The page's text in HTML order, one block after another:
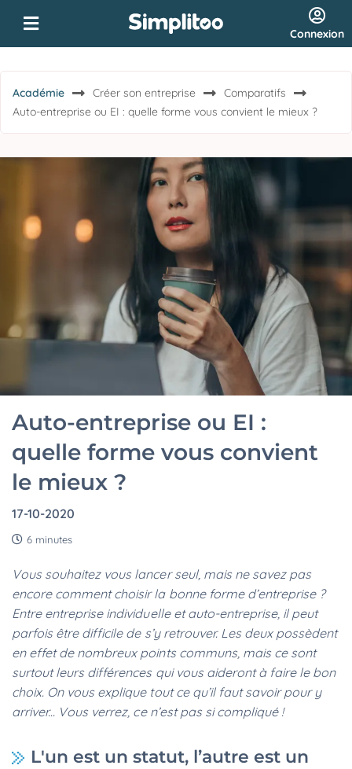
Connexion
Académie Créer son entreprise
Comparatifs
Auto-entreprise ou EI : quelle forme vous convient le mieux ?
Auto-entreprise ou EI :
quelle forme vous convient
le mieux ?
17-10-2020
6 minutes
Vous souhaitez vous lancer seul, mais ne savez pas
encore comment choisir la bonne forme d’entreprise ?
Entre entreprise individuelle et auto-entreprise, il peut
parfois être difficile de s’y retrouver. Les deux possèdent
en effet de nombreux points communs, mais ce sont
surtout leurs différences qui vous aideront à faire le bon
choix. On vous explique tout ce qu’il faut savoir pour y
arriver... Vous verrez, ce n’est pas si compliqué !
L'un est un statut, l’autre est un